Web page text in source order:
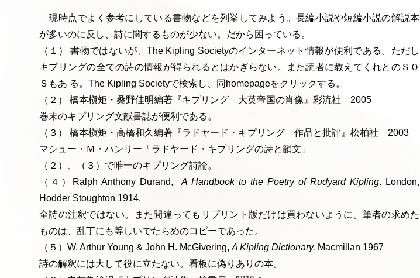
現時点でよく参考にしている書物などを列挙してみよう。長編小説や短編小説の解説本
が多いのに反し、詩に関するものが少ない。だから困っている。
（１） 書物ではないが、The Kipling Societyのインターネット情報が便利である。ただし
キプリングの全ての詩の情報が得られるとはかぎらない。また読者に教えてくれとのＳＯ
Ｓもあ る。The Kipling Societyで検索し、同homepageをクリックする。
（２） 橋本槇矩・桑野佳明編著『キプリング 大英帝国の肖像』彩流社 2005
巻末のキプリング文献書誌が便利である。
（３） 橋本槇矩・高橋和久編著『ラドヤード・キプリング 作品と批評』松柏社 2003
マシュー・Ｍ・ハンリー「ラドヤード・キプリングの詩と韻文」
（２）、（３）で唯一のキプリング詩論。
（４）Ralph Anthony Durand,A Handbook to the Poetry of Rudyard Kipling. London,
Hodder Stoughton 1914.
全詩の注釈ではない。また間違ってもリプリント版だけは買わないように。筆者の求めた
ものは、乱丁にも等しいでたらめのコピーであった。
（５）W. Arthur Young & John H. McGivering,A Kipling Dictionary. Macmillan 1967
詩の解釈には大して役に立たない。看板に偽りありの本。